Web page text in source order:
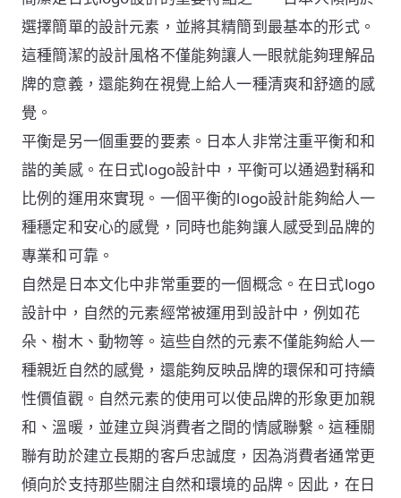
選擇簡單的設計元素，並將其精簡到最基本的形式。
這種簡潔的設計風格不僅能夠讓人一眼就能夠理解品
牌的意義，還能夠在視覺上給人一種清爽和舒適的感
覺。
平衡是另一個重要的要素。日本人非常注重平衡和和
諧的美感。在日式logo設計中，平衡可以通過對稱和
比例的運用來實現。一個平衡的logo設計能夠給人一
種穩定和安心的感覺，同時也能夠讓人感受到品牌的
專業和可靠。
自然是日本文化中非常重要的一個概念。在日式logo
設計中，自然的元素經常被運用到設計中，例如花
朵、樹木、動物等。這些自然的元素不僅能夠給人一
種親近自然的感覺，還能夠反映品牌的環保和可持續
性價值觀。自然元素的使用可以使品牌的形象更加親
和、溫暖，並建立與消費者之間的情感聯繫。這種關
聯有助於建立長期的客戶忠誠度，因為消費者通常更
傾向於支持那些關注自然和環境的品牌。因此，在日